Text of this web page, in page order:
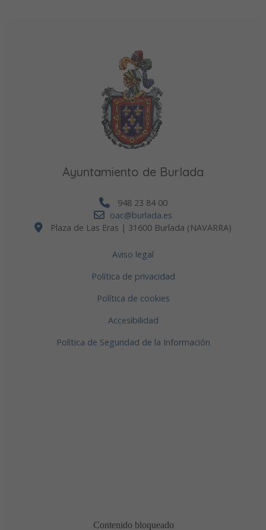
Ayuntamiento de Burlada
948 23 84 00
oac@burlada.es
Plaza de Las Eras | 31600 Burlada (NAVARRA)
Aviso legal
Política de privacidad
Política de cookies
Accesibilidad
Política de Seguridad de la Información